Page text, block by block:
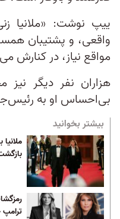
ییپ نوشت: «ملانیا
واقعی، و پشتیبان
مواقع نیاز، در کنارش
هزاران نفر دیگر
بی‌احساس او به
بیشتر بخوانید
ترامپ